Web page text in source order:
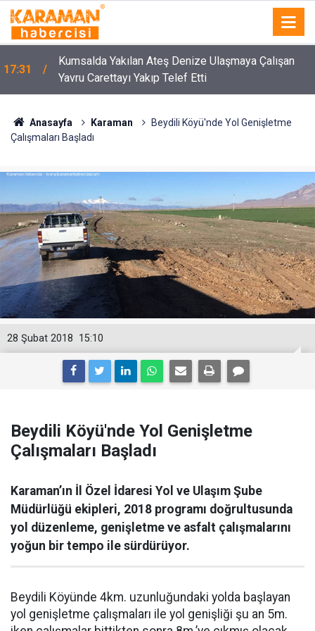
17:31
Kumsalda Yakılan Ateş Denize Ulaşmaya Çalışan
Yavru Carettayı Yakıp Telef Etti
Anasayfa Karaman
Beydili Köyü'nde Yol Genişletme
Çalışmaları Başladı
15:10
28 Şubat 2018
Beydili Köyü'nde Yol Genişletme
Çalışmaları Başladı
Karaman’ın İl Özel İdaresi Yol ve Ulaşım Şube
Müdürlüğü ekipleri, 2018 programı doğrultusunda
yol düzenleme, genişletme ve asfalt çalışmalarını
yoğun bir tempo ile sürdürüyor.
Beydili Köyünde 4km. uzunluğundaki yolda başlayan
yol genişletme çalışmaları ile yol genişliği şu an 5m.